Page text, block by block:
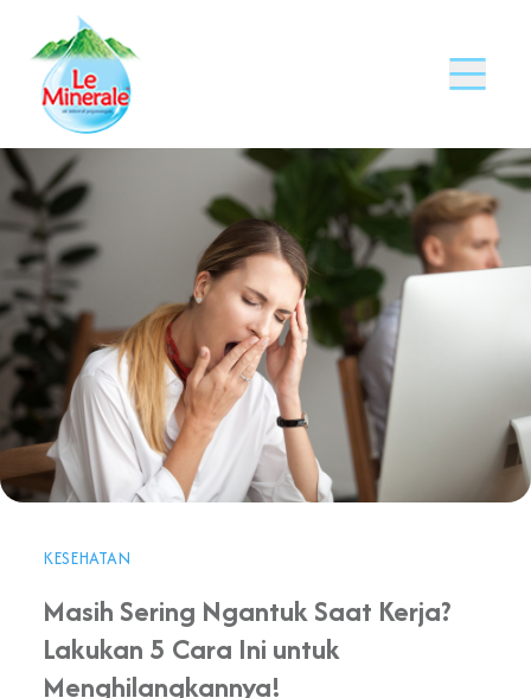
KESEHATAN
Masih Sering Ngantuk Saat Kerja?
Lakukan 5 Cara Ini untuk
Menghilangkannya!